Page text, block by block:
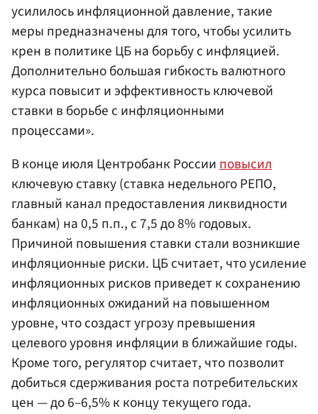
усилилось инфляционной давление, такие
меры предназначены для того, чтобы усилить
крен в политике ЦБ на борьбу с инфляцией.
Дополнительно большая гибкость валютного
курса повысит и эффективность ключевой
ставки в борьбе с инфляционными
процессами».
В конце июля Центробанк Россииповысил
ключевую ставку (ставка недельного РЕПО,
главный канал предоставления ликвидности
банкам) на 0,5 п.п., с 7,5 до 8% годовых.
Причиной повышения ставки стали возникшие
инфляционные риски. ЦБ считает, что усиление
инфляционных рисков приведет к сохранению
инфляционных ожиданий на повышенном
уровне, что создаст угрозу превышения
целевого уровня инфляции в ближайшие годы.
Кроме того, регулятор считает, что позволит
добиться сдерживания роста потребительских
цен — до 6–6,5% к концу текущего года.